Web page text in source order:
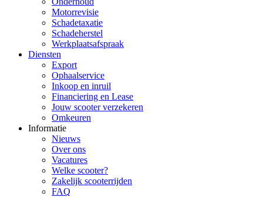
Motorrevisie
Schadetaxatie
Schadeherstel
Werkplaatsafspraak
Diensten
Export
Ophaalservice
Inkoop en inruil
Financiering en Lease
Jouw scooter verzekeren
Omkeuren
Informatie
Nieuws
Over ons
Vacatures
Welke scooter?
Zakelijk scooterrijden
FAQ